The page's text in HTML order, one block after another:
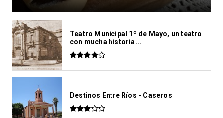
Teatro Municipal 1º de Mayo, un teatro
con mucha historia...
Destinos Entre Ríos - Caseros